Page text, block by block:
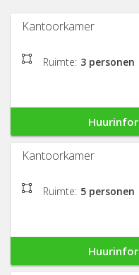
Kantoorkamer
Ruimte: 3 personen
Kantoorkamer
Ruimte: 5 personen